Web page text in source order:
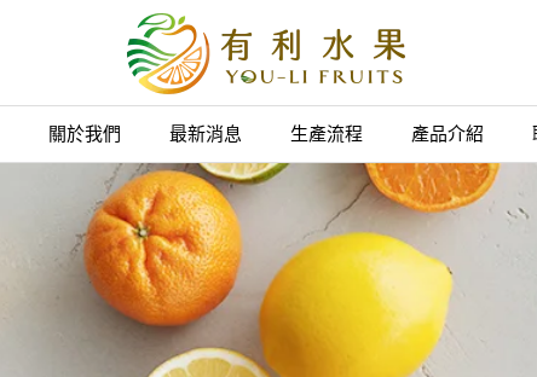
關於我們 最新消息 生產流程 產品介紹